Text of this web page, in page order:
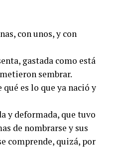
con unos, y con
gastada como está
sembrar.
es lo que ya nació y
y deformada, que tuvo
de nombrarse y sus
comprende, quizá, por